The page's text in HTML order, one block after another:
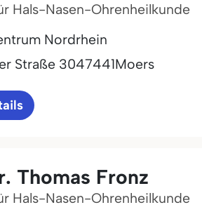
Hals-Nasen-Ohrenheilkunde
Nordrhein
Straße 3047441Moers
Thomas Fronz
Hals-Nasen-Ohrenheilkunde